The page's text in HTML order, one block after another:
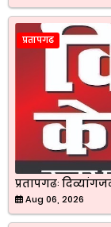
प्रतापगढ
प्रतापगढः
Aug 06, 2026